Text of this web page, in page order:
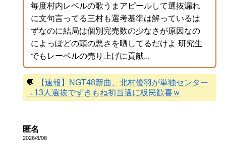
毎度村内レベルの歌うまアピールして選抜漏れ
に文句言ってる三村も選考基準は解っているは
ずなのに結局は個別完売数の少なさが原因なの
によっぽどの頭の悪さを晒してるだけよ 研究生
でもレーベルの売り上げに貢献...
💬
【速報】NGT48新曲、北村優羽が単独センター
→13人選抜でずきもね初当選に板民歓喜ｗ
匿名
2026/8/08